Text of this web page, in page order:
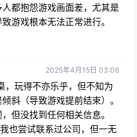
都抱怨游戏画面差，尤其是
游戏根本无法正常进行。
2025年4月15日 03:06
，玩得不亦乐乎，但不知为
斜（导致游戏提前结束）。
但没找到任何相关信息。
也尝试联系过公司，但一无